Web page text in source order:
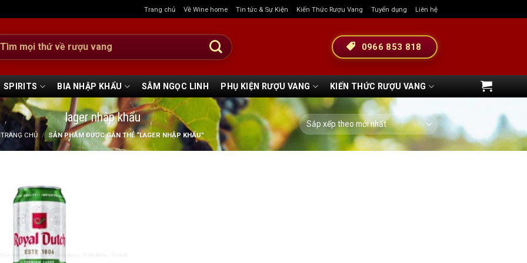
Trang chủ Về Wine home Tin tức & Sự Kiện Kiến Thức Rượu Vang Tuyển dụng Liên hệ
0966 853 818
SPIRITS BIA NHẬP KHẨU SÂM NGỌC LINH PHỤ KIỆN RƯỢU VANG KIẾN THỨC RƯỢU VANG
lager nhập khẩu
TRANG CHỦ / SẢN PHẨM ĐƯỢC GẮN THẺ “LAGER NHẬP KHẨU”